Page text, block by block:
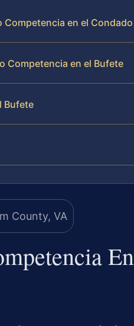
en el
Competencia en el Bufete
Bufete